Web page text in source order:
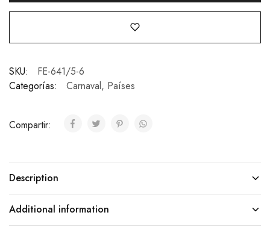
SKU:
FE-641/5-6
Categorías:
Carnaval, Países
Compartir:
Description
Additional information